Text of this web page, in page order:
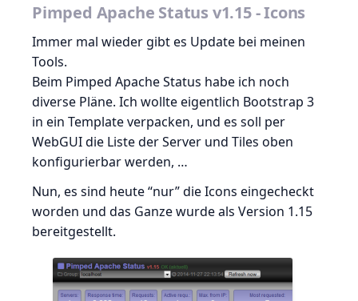
Pimped Apache Status v1.15 - Icons
Immer mal wieder gibt es Update bei meinen
Tools.
Beim Pimped Apache Status habe ich noch
diverse Pläne. Ich wollte eigentlich Bootstrap 3
in ein Template verpacken, und es soll per
WebGUI die Liste der Server und Tiles oben
konfigurierbar werden, …
Nun, es sind heute “nur” die Icons eingecheckt
worden und das Ganze wurde als Version 1.15
bereitgestellt.